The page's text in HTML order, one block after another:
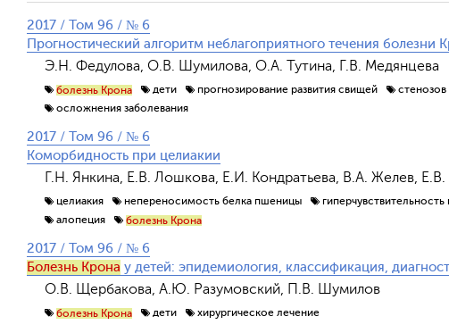
2017 / Том 96 / № 6
Прогностический алгоритм неблагоприятного течения болезни
Э.Н. Федулова, О.В. Шумилова, О.А. Тутина, Г.В. Медянцева
болезнь Крона дети прогнозирование развития свищей стенозов
осложнения заболевания
2017 / Том 96 / № 6
Коморбидность при целиакии
Г.Н. Янкина, Е.В. Лошкова, Е.И. Кондратьева, В.А. Желев,
целиакия непереносимость белка пшеницы гиперчувствительность
алопеция
болезнь Крона
2017 / Том 96 / № 6
Болезнь Крона у детей: эпидемиология, классификация,
О.В. Щербакова, А.Ю. Разумовский, П.В. Шумилов
болезнь Крона дети хирургическое лечение